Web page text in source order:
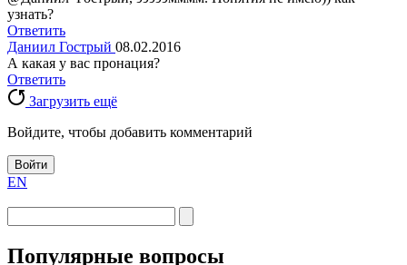
узнать?
Ответить
Даниил Гострый 08.02.2016
А какая у вас пронация?
Ответить
Загрузить ещё
Войдите, чтобы добавить комментарий
Войти
EN
Популярные вопросы